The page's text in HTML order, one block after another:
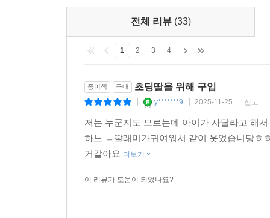
전체 리뷰(33)
종이책 구매 초딩딸을 위해 구입
| y*******9 | 2025-11-25 신고
저는 누군지도 모르는데 아이가 사달라고 해
하느 ㄴ딸래미가귀여워서 같이 웃었습니당ㅎ